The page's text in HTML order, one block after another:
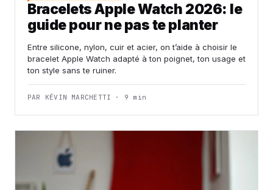
Bracelets Apple Watch 2026: le
guide pour ne pas te planter
Entre silicone, nylon, cuir et acier, on t’aide à choisir le
bracelet Apple Watch adapté à ton poignet, ton usage et
ton style sans te ruiner.
PAR KÉVIN MARCHETTI · 9 min